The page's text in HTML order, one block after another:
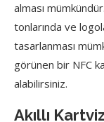
alması
tonlarında ve
tasarlanması
görünen bir NFC
alabilirsiniz.
Akıllı